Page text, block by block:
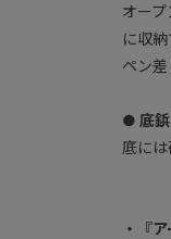
オー
に収納
ペン
● 底鋲
底に
・『